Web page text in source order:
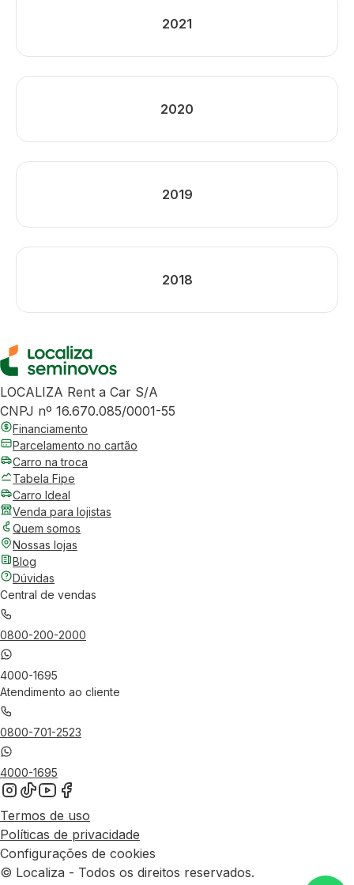
2021
2020
2019
2018
LOCALIZA Rent a Car S/A
CNPJ nº 16.670.085/0001-55
Financiamento
Parcelamento no cartão
Carro na troca
Tabela Fipe
Carro Ideal
Venda para lojistas
Quem somos
Nossas lojas
Blog
Dúvidas
Central de vendas
0800-200-2000
4000-1695
Atendimento ao cliente
0800-701-2523
4000-1695
Termos de uso
Políticas de privacidade
Configurações de cookies
© Localiza - Todos os direitos reservados.